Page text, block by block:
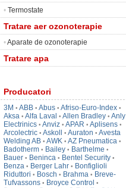
• Termostate
Tratare aer ozonoterapie
•Aparate de ozonoterapie
Tratare apa
Producatori
3M • ABB • Abus • Afriso-Euro-Index •
Aksa • Alfa Laval • Allen Bradley • Anly
Electrinics • Anviz • APAR • Aplisens •
Arcolectric • Askoll • Auraton • Avesta
Welding AB • AWK • AZ Pneumatica •
Badotherm • Bailey • Barthelme •
Bauer • Beninca • Bentel Security •
Benza • Berger Lahr • Bonfiglioli
Riduttori • Bosch • Brahma • Breve-
Tufvassons • Broyce Control •